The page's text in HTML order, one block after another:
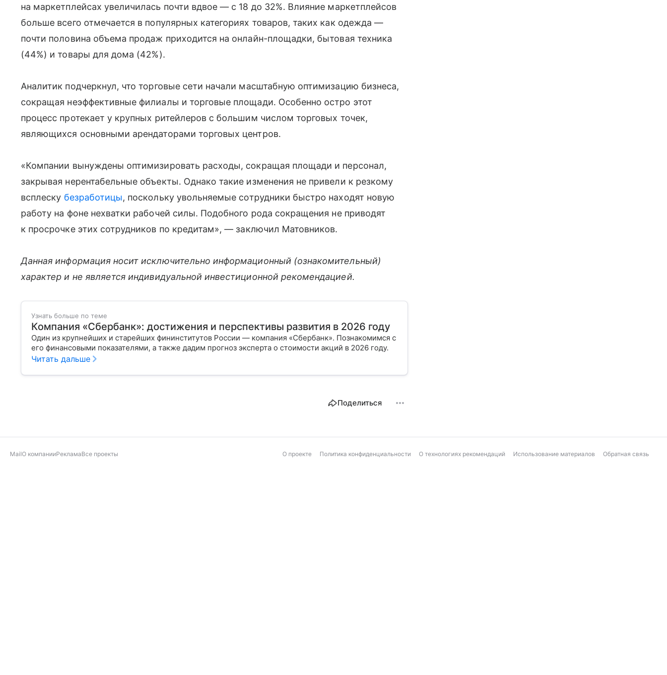
на маркетплейсах увеличилась почти вдвое — с 18 до 32%. Влияние маркетплейсов
больше всего отмечается в популярных категориях товаров, таких как одежда —
почти половина объема продаж приходится на онлайн-площадки, бытовая техника
(44%) и товары для дома (42%).
Аналитик подчеркнул, что торговые сети начали масштабную оптимизацию бизнеса,
сокращая неэффективные филиалы и торговые площади. Особенно остро этот
процесс протекает у крупных ритейлеров с большим числом торговых точек,
являющихся основными арендаторами торговых центров.
«Компании вынуждены оптимизировать расходы, сокращая площади и персонал,
закрывая нерентабельные объекты. Однако такие изменения не привели к резкому
всплеску безработицы, поскольку увольняемые сотрудники быстро находят новую
работу на фоне нехватки рабочей силы. Подобного рода сокращения не приводят
к просрочке этих сотрудников по кредитам», — заключил Матовников.
Данная информация носит исключительно информационный (ознакомительный)
характер и не является индивидуальной инвестиционной рекомендацией.
Узнать больше по теме
Компания «Сбербанк»: достижения и перспективы развития в 2026 году
Один из крупнейших и старейших фининститутов России — компания «Сбербанк». Познакомимся с
его финансовыми показателями, а также дадим прогноз эксперта о стоимости акций в 2026 году.
Читать дальше
Поделиться
MailО компанииРекламаВсе проекты О проекте Политика конфиденциальности О технологиях рекомендаций Использование материалов Обратная связь